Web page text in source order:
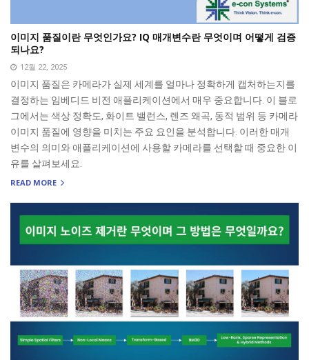
이미지 품질이란 무엇인가요? IQ 매개변수란 무엇이며 어떻게 검증
되나요?
12월 22, 2025
이미지 품질은 카메라가 실제 세계를 얼마나 정확하게 캡처하는지를
결정하는 임베디드 비전 애플리케이션에서 매우 중요합니다. 이 블로
그에서는 색상 정확도, 화이트 밸런스, 렌즈 왜곡, 동적 범위 등 카메라
이미지 품질에 영향을 미치는 주요 요인을 분석합니다. 이러한 매개
변수의 의미와 애플리케이션에 사용할 카메라를 선택할 때 중요한 이
유를 살펴보세요.
READ MORE